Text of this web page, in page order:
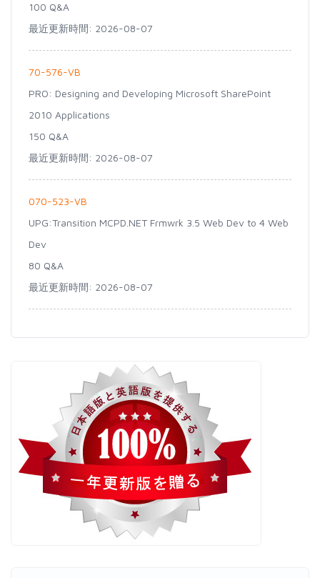
100 Q&A
最近更新時間: 2026-08-07
70-576-VB
PRO: Designing and Developing Microsoft SharePoint
2010 Applications
150 Q&A
最近更新時間: 2026-08-07
070-523-VB
UPG:Transition MCPD.NET Frmwrk 3.5 Web Dev to 4 Web
Dev
80 Q&A
最近更新時間: 2026-08-07